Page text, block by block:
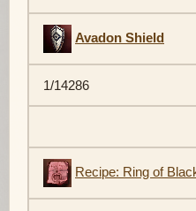
Avadon Shield
1/14286
Recipe: Ring of